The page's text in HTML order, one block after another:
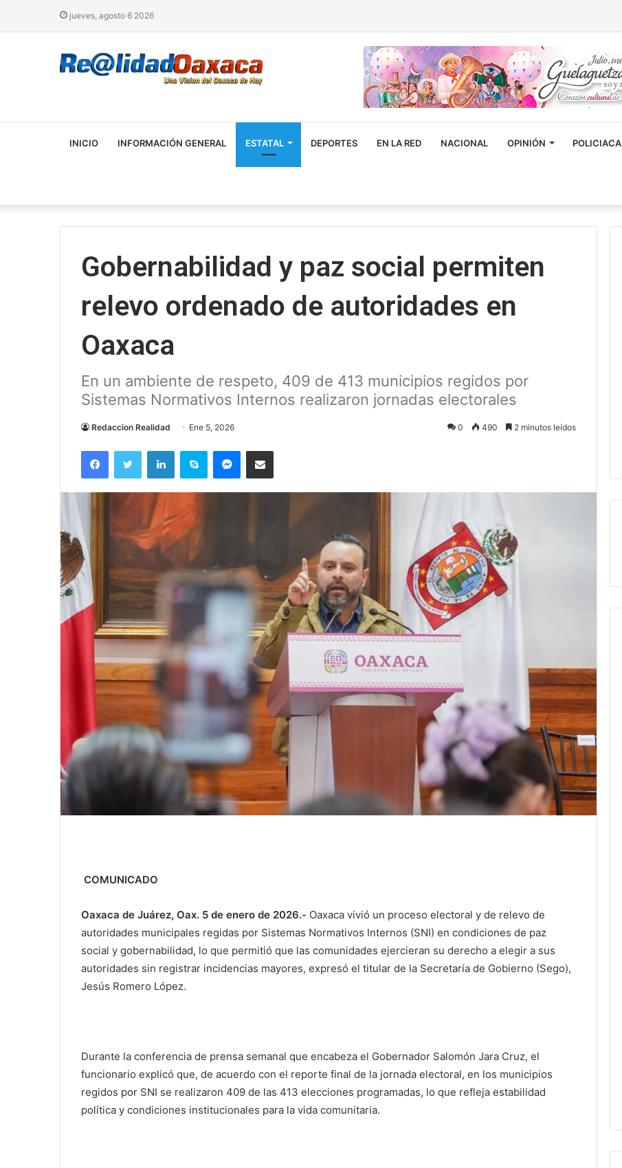
jueves, agosto 6 2026
INICIO INFORMACIÓN GENERAL ESTATAL DEPORTES EN LA RED NACIONAL OPINIÓN POLICIACA
Gobernabilidad y paz social permiten
relevo ordenado de autoridades en
Oaxaca
En un ambiente de respeto, 409 de 413 municipios regidos por
Sistemas Normativos Internos realizaron jornadas electorales
Redaccion Realidad Ene 5, 2026 0 490 2 minutos leídos
FacebookTwitter LinkedInSkype MessengerCompartir via correo electrónico
COMUNICADO
Oaxaca de Juárez, Oax. 5 de enero de 2026.- Oaxaca vivió un proceso electoral y de relevo de
autoridades municipales regidas por Sistemas Normativos Internos (SNI) en condiciones de paz
social y gobernabilidad, lo que permitió que las comunidades ejercieran su derecho a elegir a sus
autoridades sin registrar incidencias mayores, expresó el titular de la Secretaría de Gobierno (Sego),
Jesús Romero López.
Durante la conferencia de prensa semanal que encabeza el Gobernador Salomón Jara Cruz, el
funcionario explicó que, de acuerdo con el reporte final de la jornada electoral, en los municipios
regidos por SNI se realizaron 409 de las 413 elecciones programadas, lo que refleja estabilidad
política y condiciones institucionales para la vida comunitaria.